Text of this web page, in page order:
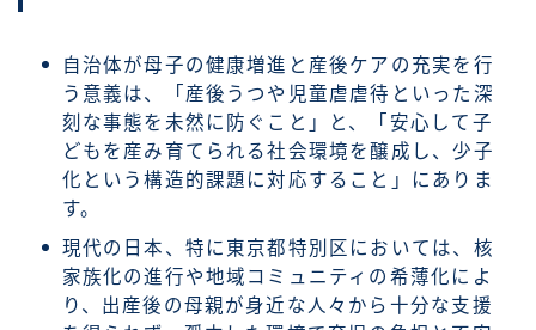
自治体が母子の健康増進と産後ケアの充実を行
う意義は、「産後うつや児童虐虐待といった深
刻な事態を未然に防ぐこと」と、「安心して子
どもを産み育てられる社会環境を醸成し、少子
化という構造的課題に対応すること」にありま
す。
現代の日本、特に東京都特別区においては、核
家族化の進行や地域コミュニティの希薄化によ
り、出産後の母親が身近な人々から十分な支援